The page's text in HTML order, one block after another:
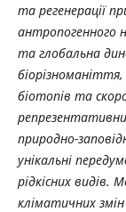
та регенерації
антропогенного
та глобальна
біотопів та
природно-
унікальні
рідкісних видів.
кліматичних